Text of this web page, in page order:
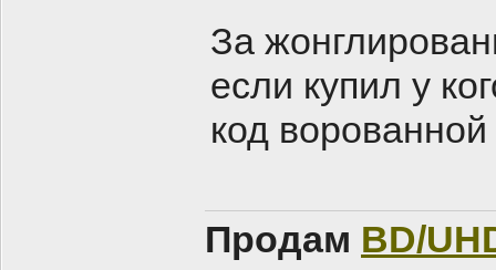
За
если купил у
код
Продам BD/